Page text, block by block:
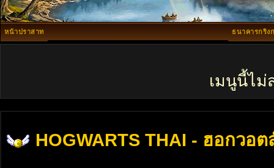
หน้าปราสาท ธนาคารกริง
เมนูนี้ไม่
HOGWARTS THAI - ฮอกวอต